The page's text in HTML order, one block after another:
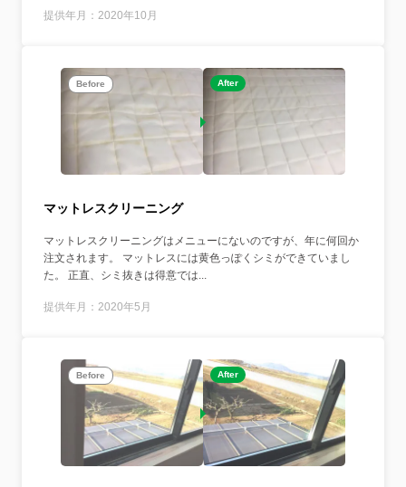
提供年月：2020年10月
Before After
マットレスクリーニング
マットレスクリーニングはメニューにないのですが、年に何回か
注文されます。 マットレスには黄色っぽくシミができていまし
た。 正直、シミ抜きは得意では...
提供年月：2020年5月
Before After